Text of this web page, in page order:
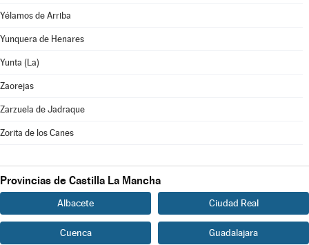
Yélamos de Arriba
Yunquera de Henares
Yunta (La)
Zaorejas
Zarzuela de Jadraque
Zorita de los Canes
Provincias de Castilla La Mancha
Albacete Ciudad Real
Cuenca Guadalajara